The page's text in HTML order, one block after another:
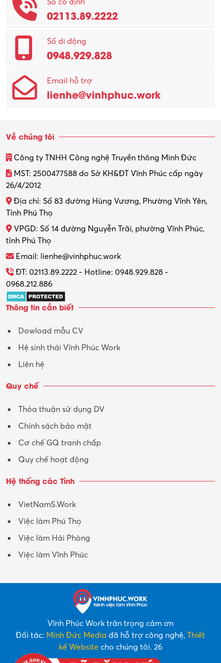
Promotion Girl (PG)
Quản lý – Giám đốc
Quản lý chất lượng – QC
Quản lý sản xuất
Quản trị kinh doanh
Thiết kế nội thất
Thợ máy – Ô tô – Xe máy
Thực tập
Tổ chức sự kiện – Quà tặng
Trợ lý
Tư vấn
Tư vấn – Kiến trúc
Y tế-Dược
Số cố định
02113.89.2222
Số di động
0948.929.828
Email hỗ trợ
lienhe@vinhphuc.work
Về chúng tôi
Công ty TNHH Công nghệ Truyền thông Minh Đức
MST: 2500477588 do Sở KH&ĐT Vĩnh Phúc cấp ngày
26/4/2012
Địa chỉ: Số 83 đường Hùng Vương, Phường Vĩnh Yên,
Tỉnh Phú Thọ
VPGD: Số 14 đường Nguyễn Trãi, phường Vĩnh Phúc,
tỉnh Phú Thọ
Email: lienhe@vinhphuc.work
ĐT: 02113.89.2222 - Hotline: 0948.929.828 -
0968.212.886
Thông tin cần biết
Dowload mẫu CV
Hệ sinh thái Vĩnh Phúc Work
Liên hệ
Quy chế
Thỏa thuận sử dụng DV
Chính sách bảo mật
Cơ chế GQ tranh chấp
Quy chế hoạt động
Hệ thống các Tỉnh
VietNamS.Work
Việc làm Phú Thọ
Việc làm Hải Phòng
Việc làm Vĩnh Phúc
Vĩnh Phúc Work trân trọng cảm ơn
Đối tác: Minh Đức Media đã hỗ trợ công nghệ, Thiết
kế Website cho chúng tôi. 26